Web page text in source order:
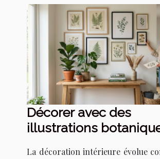
Décorer avec des
illustrations
La décoration intérieure évolue